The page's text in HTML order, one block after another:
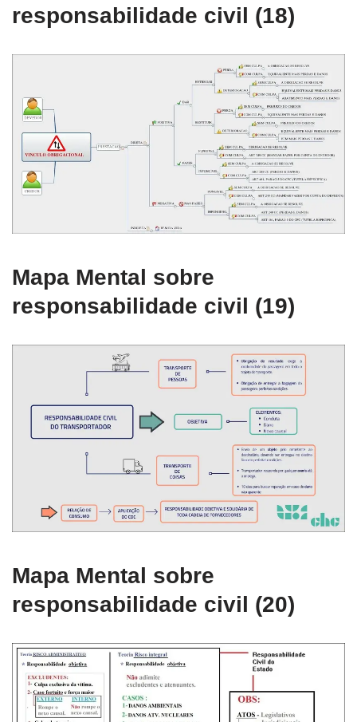
responsabilidade civil (18)
Mapa Mental sobre
responsabilidade civil (19)
Mapa Mental sobre
responsabilidade civil (20)